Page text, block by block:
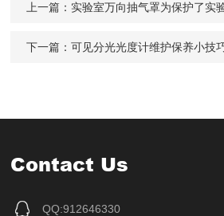
上一篇： 实验室万向抽气罩为保护了实验室
下一篇：可见分光光度计维护保养小技
Contact Us
QQ:912646330